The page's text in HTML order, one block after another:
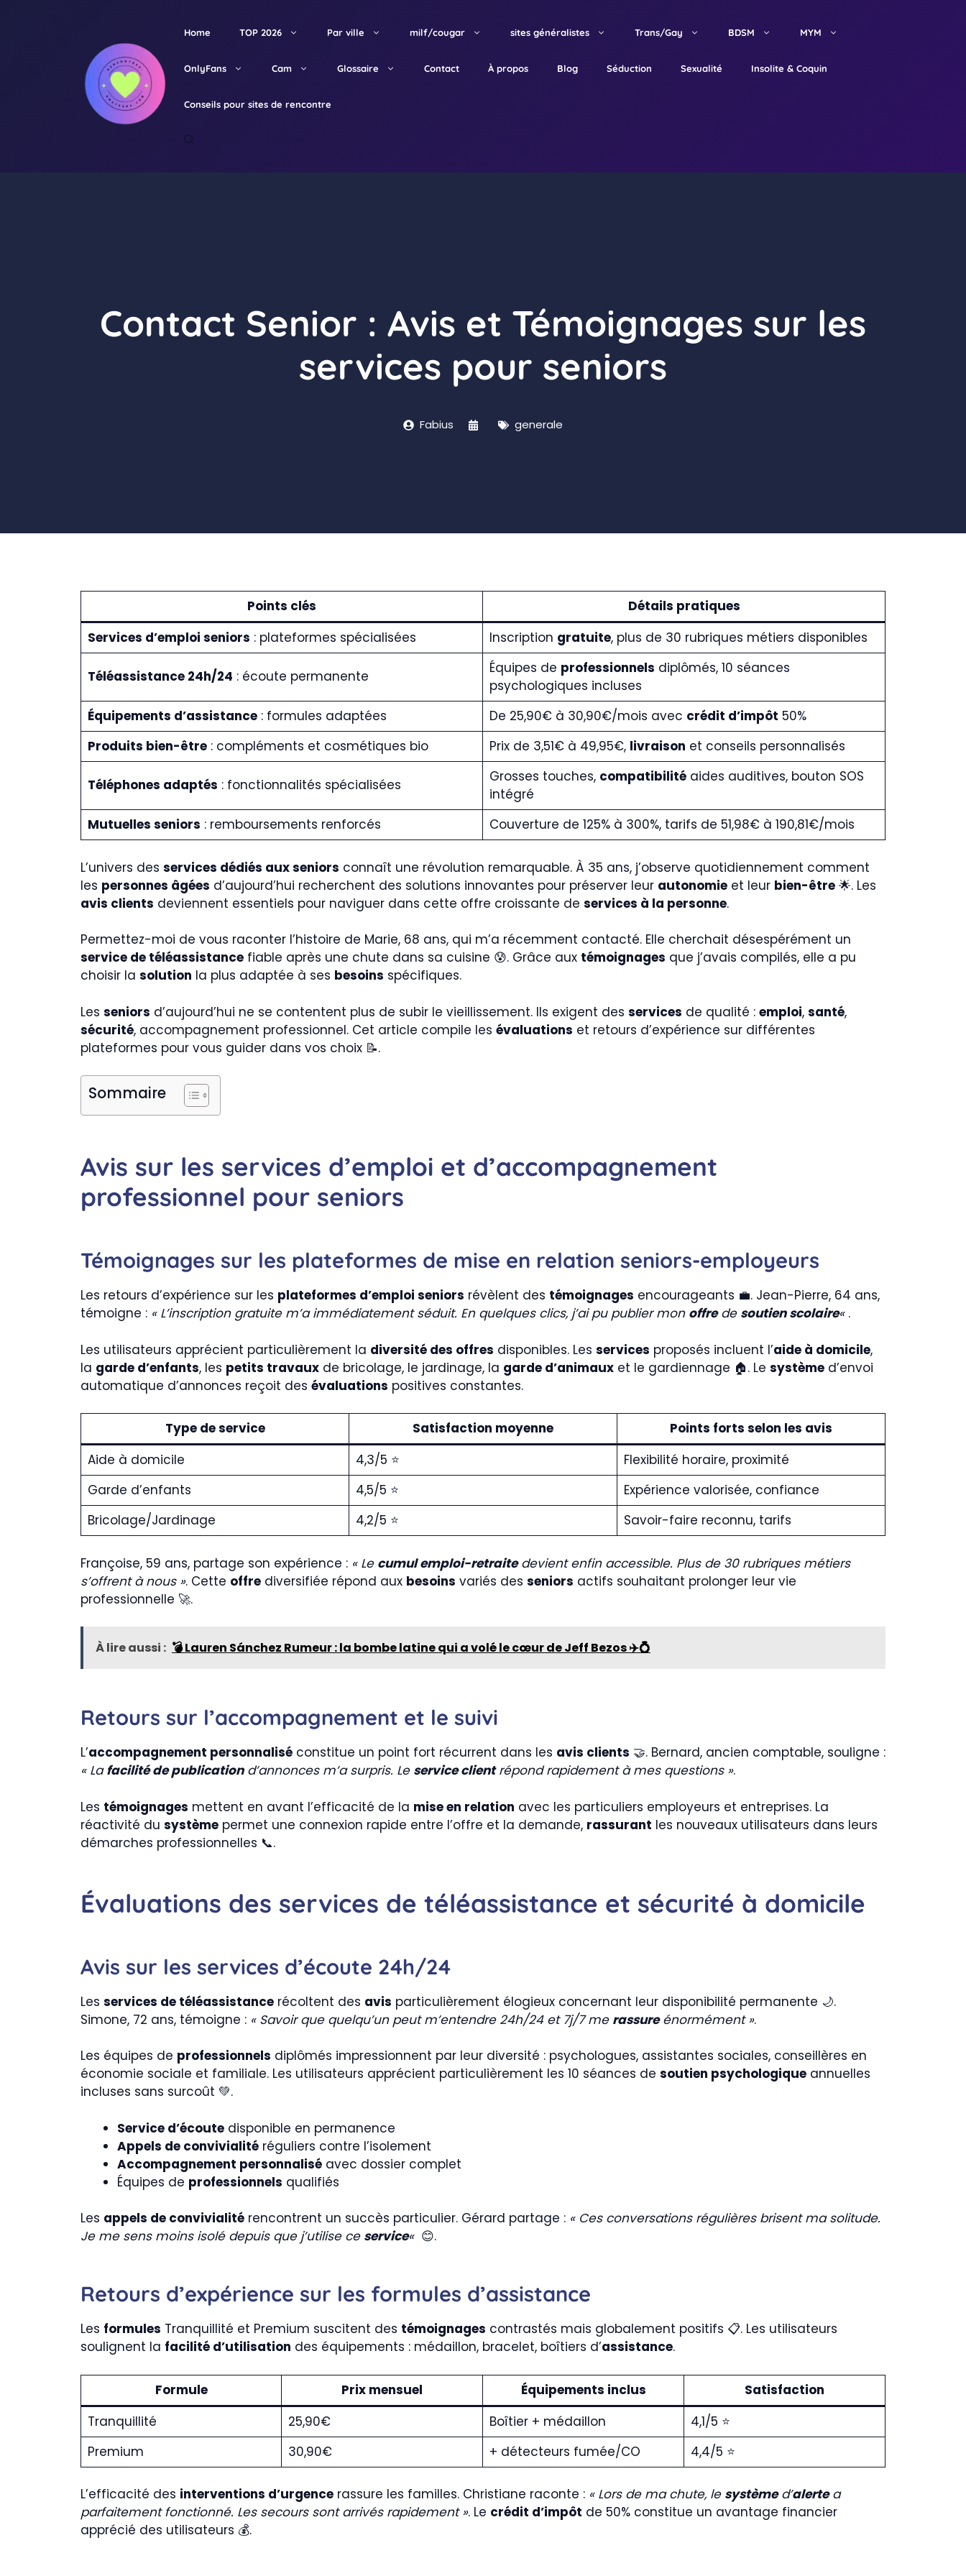
Home TOP 2026 Par ville milf/cougar sites généralistes Trans/Gay BDSM MYM
OnlyFans Cam Glossaire Contact À propos Blog Séduction Sexualité Insolite & Coquin
Conseils pour sites de rencontre
Contact Senior : Avis et Témoignages sur les
services pour seniors
Fabius generale
Points clés
Détails pratiques
Services d’emploi seniors : plateformes spécialisées Inscription gratuite, plus de 30 rubriques métiers disponibles
Téléassistance 24h/24 : écoute permanente Équipes de professionnels diplômés, 10 séances
psychologiques incluses
Équipements d’assistance: formules adaptées De 25,90€ à 30,90€/mois avec crédit d’impôt 50%
Produits bien-être: compléments et cosmétiques bio Prix de 3,51€ à 49,95€, livraison et conseils personnalisés
Téléphones adaptés : fonctionnalités spécialisées Grosses touches, compatibilitéaides auditives, bouton SOS
intégré
Mutuelles seniors : remboursements renforcés Couverture de 125% à 300%, tarifs de 51,98€ à 190,81€/mois
L’univers des services dédiés aux seniors connaît une révolution remarquable. À 35 ans, j’observe quotidiennement comment
les personnes âgées d’aujourd’hui recherchent des solutions innovantes pour préserver leur autonomie et leur bien-être 🌟. Les
avis clients deviennent essentiels pour naviguer dans cette offre croissante de services à la personne.
Permettez-moi de vous raconter l’histoire de Marie, 68 ans, qui m’a récemment contacté. Elle cherchait désespérément un
service de téléassistance fiable après une chute dans sa cuisine 😰. Grâce aux témoignages que j’avais compilés, elle a pu
choisir la solution la plus adaptée à ses besoins spécifiques.
Les seniors d’aujourd’hui ne se contentent plus de subir le vieillissement. Ils exigent des services de qualité : emploi, santé,
sécurité, accompagnement professionnel. Cet article compile les évaluations et retours d’expérience sur différentes
plateformes pour vous guider dans vos choix 📝.
Sommaire
Avis sur les services d’emploi et d’accompagnement
professionnel pour seniors
Témoignages sur les plateformes de mise en relation seniors-employeurs
Les retours d’expérience sur les plateformes d’emploi seniors révèlent des témoignages encourageants 💼. Jean-Pierre, 64 ans,
témoigne : « L’inscription gratuite m’a immédiatement séduit. En quelques clics, j’ai pu publier mon offrede soutien scolaire« .
Les utilisateurs apprécient particulièrement la diversité des offres disponibles. Les services proposés incluent l’aide à domicile,
la garde d’enfants, les petits travaux de bricolage, le jardinage, la garde d’animaux et le gardiennage 🏠. Le système d’envoi
automatique d’annonces reçoit des évaluations positives constantes.
Type de service Satisfaction moyenne
Points forts selon les avis
Aide à domicile
4,3/5 ⭐
Flexibilité horaire, proximité
Garde d’enfants
4,5/5 ⭐
Expérience valorisée, confiance
Bricolage/Jardinage
4,2/5 ⭐ Savoir-faire reconnu, tarifs
Françoise, 59 ans, partage son expérience : « Le cumul emploi-retraitedevient enfin accessible. Plus de 30 rubriques métiers
s’offrent à nous ». Cette offre diversifiée répond aux besoins variés des seniors actifs souhaitant prolonger leur vie
professionnelle 🚀.
À lire aussi : 💣 Lauren Sánchez Rumeur : la bombe latine qui a volé le cœur de Jeff Bezos ✈️💍
Retours sur l’accompagnement et le suivi
L’accompagnement personnalisé constitue un point fort récurrent dans les avis clients 🤝. Bernard, ancien comptable, souligne :
« Lafacilité de publicationd’annonces m’a surpris. Le service clientrépond rapidement à mes questions ».
Les témoignages mettent en avant l’efficacité de la mise en relation avec les particuliers employeurs et entreprises. La
réactivité du système permet une connexion rapide entre l’offre et la demande, rassurant les nouveaux utilisateurs dans leurs
démarches professionnelles 📞.
Évaluations des services de téléassistance et sécurité à domicile
Avis sur les services d’écoute 24h/24
Les services de téléassistance récoltent des avis particulièrement élogieux concernant leur disponibilité permanente 🌙.
Simone, 72 ans, témoigne : « Savoir que quelqu’un peut m’entendre 24h/24 et 7j/7 me rassureénormément ».
Les équipes de professionnels diplômés impressionnent par leur diversité : psychologues, assistantes sociales, conseillères en
économie sociale et familiale. Les utilisateurs apprécient particulièrement les 10 séances de soutien psychologique annuelles
incluses sans surcoût 💚.
Service d’écoute disponible en permanence
Appels de convivialité réguliers contre l’isolement
Accompagnement personnalisé avec dossier complet
Équipes de professionnels qualifiés
Les appels de convivialité rencontrent un succès particulier. Gérard partage : « Ces conversations régulières brisent ma solitude.
Je me sens moins isolé depuis que j’utilise ce service« 😊.
Retours d’expérience sur les formules d’assistance
Les formules Tranquillité et Premium suscitent des témoignages contrastés mais globalement positifs 📋. Les utilisateurs
soulignent la facilité d’utilisation des équipements : médaillon, bracelet, boîtiers d’assistance.
Formule Prix mensuel Équipements inclus
Satisfaction
Tranquillité
25,90€ Boîtier + médaillon
4,1/5 ⭐
Premium
30,90€ + détecteurs fumée/CO 4,4/5 ⭐
L’efficacité des interventions d’urgence rassure les familles. Christiane raconte : « Lors de ma chute, le systèmed’alertea
parfaitement fonctionné. Les secours sont arrivés rapidement ». Le crédit d’impôt de 50% constitue un avantage financier
apprécié des utilisateurs 💰.